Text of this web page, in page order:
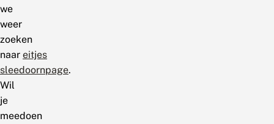
we
weer
zoeken
naar eitjes
sleedoornpage.
Wil
je
meedoen